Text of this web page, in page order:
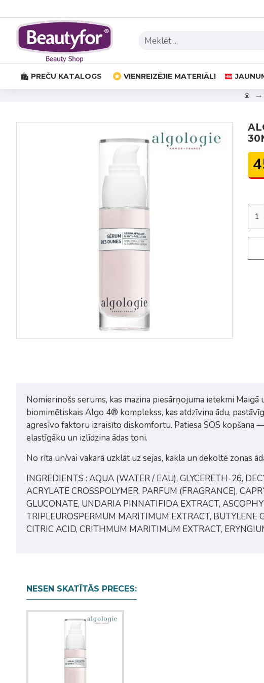
PREČU KATALOGS VIENREIZĒJIE MATERIĀLI
Nomierinošs serums, kas mazina piesārņojuma ietekmi
biomimētiskais Algo 4® komplekss, kas atdzīvina ādu,
agresīvo faktoru izraisīto diskomfortu. Patiesa SOS kopšana
elastīgāku un izlīdzina ādas toni.
No rīta un/vai vakarā uzklāt uz sejas, kakla un dekoltē zonas
INGREDIENTS : AQUA (WATER / EAU), GLYCERETH-26,
ACRYLATE CROSSPOLYMER, PARFUM (FRAGRANCE),
GLUCONATE, UNDARIA PINNATIFIDA EXTRACT,
TRIPLEUROSPERMUM MARITIMUM EXTRACT, BUTYLENE
CITRIC ACID, CRITHMUM MARITIMUM EXTRACT,
NESEN SKATĪTĀS PRECES: